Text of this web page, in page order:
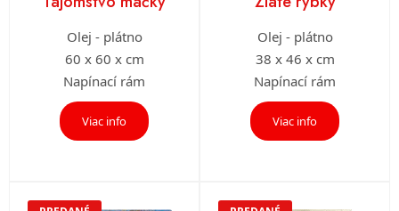
Olej - plátno
60 x 60 x cm
Napínací rám
Viac info
Olej - plátno
38 x 46 x cm
Napínací rám
Viac info